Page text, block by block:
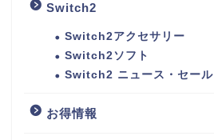
Switch2
Switch2アクセサリー
Switch2ソフト
Switch2 ニュース・セール
お得情報